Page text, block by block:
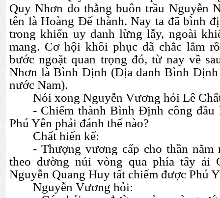
Quy Nhơn do thằng buôn trầu Nguyễn
tên là Hoàng Đế thành. Nay ta đã bình
trong khiến uy danh lừng lẫy, ngoài
mang. Cơ hội khôi phục đã chắc lắm
bước ngoặt quan trọng đó, từ nay về
Nhơn là Bình Định (Địa danh Bình Định
nước Nam).
Nói xong Nguyễn Vương hỏi Lê
- Chiếm thành Bình Định công đầu
Phú Yên phải đánh thế nào?
Chất hiến kế:
- Thượng vương cấp cho thần năm
theo đường núi vòng qua phía tây ải
Nguyễn Quang Huy tất chiếm được Phú
Nguyễn Vương hỏi: